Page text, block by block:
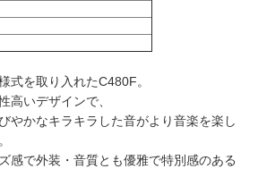
式を取り入れたC480F。
高いデザインで、
やかなキラキラした音がより音楽を楽し
感で外装・音質とも優雅で特別感のある